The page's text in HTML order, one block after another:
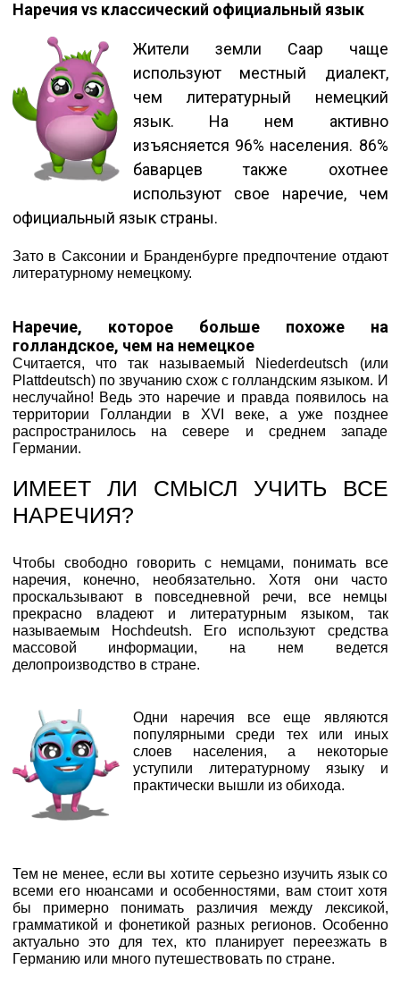
Наречия vs классический официальный язык
Жители земли Саар чаще
используют местный диалект,
чем литературный немецкий
язык. На нем активно
изъясняется 96% населения. 86%
баварцев также охотнее
используют свое наречие, чем
официальный язык страны.
Зато в Саксонии и Бранденбурге предпочтение отдают
литературному немецкому.
Наречие, которое больше похоже на
голландское, чем на немецкое
Считается, что так называемый Niederdeutsch (или
Plattdeutsch) по звучанию схож с голландским языком. И
неслучайно! Ведь это наречие и правда появилось на
территории Голландии в XVI веке, а уже позднее
распространилось на севере и среднем западе
Германии.
ИМЕЕТ ЛИ СМЫСЛ УЧИТЬ ВСЕ
НАРЕЧИЯ?
Чтобы свободно говорить с немцами, понимать все
наречия, конечно, необязательно. Хотя они часто
проскальзывают в повседневной речи, все немцы
прекрасно владеют и литературным языком, так
называемым Hochdeutsh. Его используют средства
массовой информации, на нем ведется
делопроизводство в стране.
Одни наречия все еще являются
популярными среди тех или иных
слоев населения, а некоторые
уступили литературному языку и
практически вышли из обихода.
Тем не менее, если вы хотите серьезно изучить язык со
всеми его нюансами и особенностями, вам стоит хотя
бы примерно понимать различия между лексикой,
грамматикой и фонетикой разных регионов. Особенно
актуально это для тех, кто планирует переезжать в
Германию или много путешествовать по стране.